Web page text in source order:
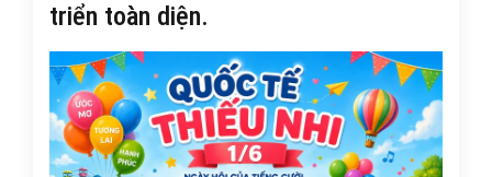
triển toàn diện.